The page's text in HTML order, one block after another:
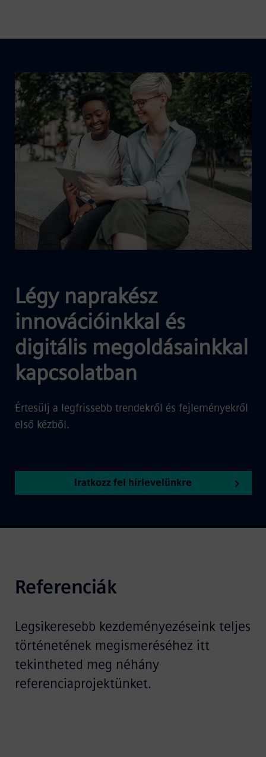
Légy naprakész
innovációinkkal és
digitális megoldásainkkal
kapcsolatban
Értesülj a legfrissebb trendekről és fejleményekről
első kézből.
Iratkozz fel hírlevelünkre
Referenciák
Legsikeresebb kezdeményezéseink teljes
történetének megismeréséhez itt
tekintheted meg néhány
referenciaprojektünket.